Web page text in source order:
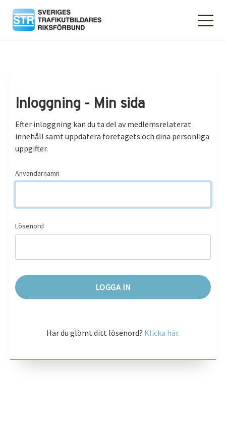
Inloggning - Min sida
Efter inloggning kan du ta del av medlemsrelaterat
innehåll samt uppdatera företagets och dina personliga
uppgifter.
Användarnamn
Lösenord
Har du glömt ditt lösenord? Klicka här.